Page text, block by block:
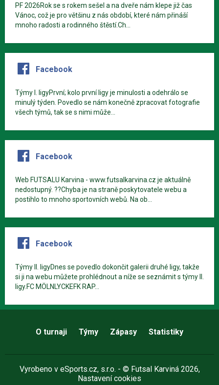
PF 2026Rok se s rokem sešel a na dveře nám klepe již čas
Vánoc, což je pro většinu z nás období, které nám přináší
mnoho radosti a rodinného štěstí.Ch...
Facebook
Týmy I. ligyPrvní; kolo první ligy je minulosti a odehrálo se
minulý týden. Povedlo se nám konečně zpracovat fotografie
všech týmů, tak se s nimi může...
Facebook
Web FUTSALU Karvina - www.futsalkarvina.cz je aktuálně
nedostupný. ??Chyba je na straně poskytovatele webu a
postihlo to mnoho sportovních webů. Na ob...
Facebook
Týmy II. ligyDnes se povedlo dokončit galerii druhé ligy, takže
si ji na webu můžete prohlédnout a níže se seznámit s týmy II.
ligy.FC MÖLNLYCKEFK RAP...
O turnaji Týmy Zápasy Statistiky
Vyrobeno v eSports.cz, s.r.o. - © Futsal Karviná 2026,
Nastavení cookies